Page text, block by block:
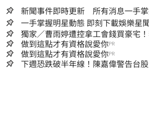
新聞事件即時更新 所有消息一手掌
一手掌握明星動態 即刻下載娛
獨家／曹雨婷遭控拿工會錢買豪宅
余天管工會都貼錢
做到這點才有資格說愛你PR
做到這點才有資格說愛你PR
下週恐跌破半年線！陳嘉偉警告台